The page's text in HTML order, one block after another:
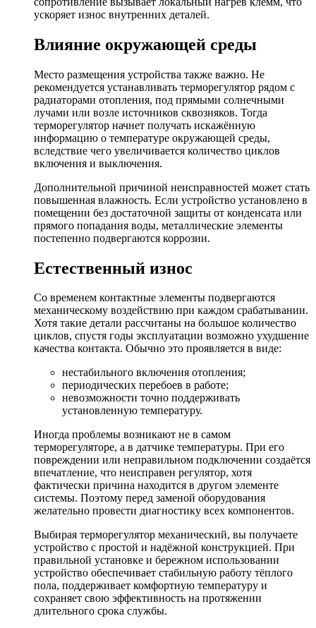
ускоряет износ внутренних деталей.
Влияние окружающей среды
Место размещения устройства также важно. Не
рекомендуется устанавливать терморегулятор рядом с
радиаторами отопления, под прямыми солнечными
лучами или возле источников сквозняков. Тогда
терморегулятор начнет получать искажённую
информацию о температуре окружающей среды,
вследствие чего увеличивается количество циклов
включения и выключения.
Дополнительной причиной неисправностей может стать
повышенная влажность. Если устройство установлено в
помещении без достаточной защиты от конденсата или
прямого попадания воды, металлические элементы
постепенно подвергаются коррозии.
Естественный износ
Со временем контактные элементы подвергаются
механическому воздействию при каждом срабатывании.
Хотя такие детали рассчитаны на большое количество
циклов, спустя годы эксплуатации возможно ухудшение
качества контакта. Обычно это проявляется в виде:
нестабильного включения отопления;
периодических перебоев в работе;
невозможности точно поддерживать
установленную температуру.
Иногда проблемы возникают не в самом
терморегуляторе, а в датчике температуры. При его
повреждении или неправильном подключении создаётся
впечатление, что неисправен регулятор, хотя
фактически причина находится в другом элементе
системы. Поэтому перед заменой оборудования
желательно провести диагностику всех компонентов.
Выбирая терморегулятор механический, вы получаете
устройство с простой и надёжной конструкцией. При
правильной установке и бережном использовании
устройство обеспечивает стабильную работу тёплого
пола, поддерживает комфортную температуру и
сохраняет свою эффективность на протяжении
длительного срока службы.